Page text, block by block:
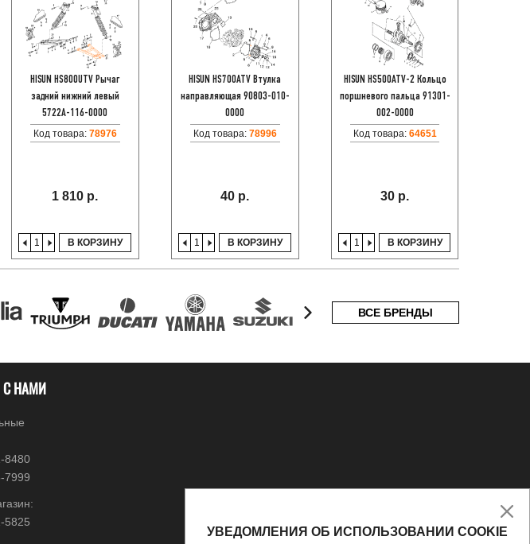
HISUN HS800UTV Рычаг
задний нижний левый
5722A-116-0000
Код товара: 78976
1 810 р.
В КОРЗИНУ
HISUN HS700ATV Втулка
направляющая 90803-010-
0000
Код товара: 78996
40 р.
В КОРЗИНУ
HISUN HS500ATV-2 Кольцо
поршневого пальца 91301-
002-0000
Код товара: 64651
30 р.
В КОРЗИНУ
ВСЕ БРЕНДЫ
С НАМИ
8480
7999
5825
УВЕДОМЛЕНИЯ ОБ ИСПОЛЬЗОВАНИИ COOKIE